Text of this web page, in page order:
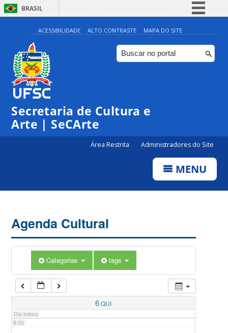
BRASIL
Simplifique!
Comunica BR
Participe
ACESSIBILIDADE ALTO CONTRASTE MAPA DO SITE
Secretaria de Cultura e
Arte | SeCArte
Área Restrita Administradores do Site
MENU
Agenda Cultural
Categorias tags
6QUI
Dia inteiro
0:00
1:00
5:00
7:00
8:00